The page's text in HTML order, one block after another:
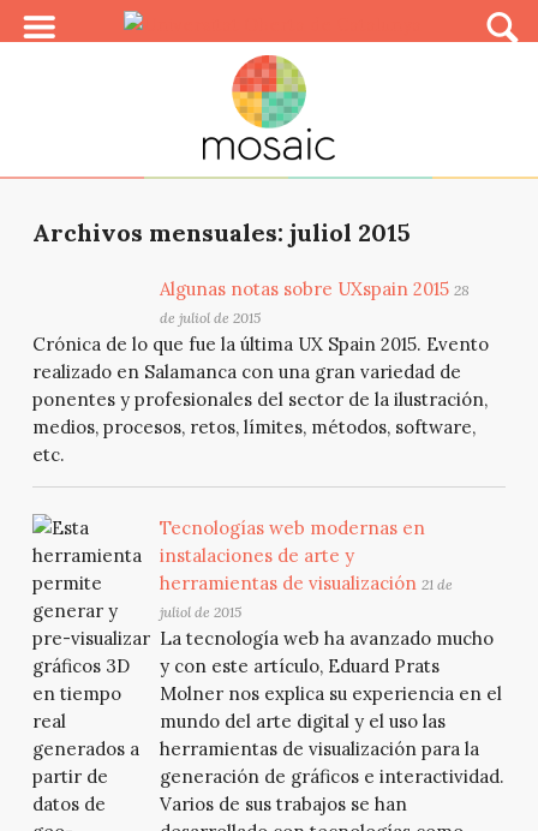
Archivos mensuales: juliol 2015
Algunas notas sobre UXspain 2015 28
de juliol de 2015
Crónica de lo que fue la última UX Spain 2015. Evento
realizado en Salamanca con una gran variedad de
ponentes y profesionales del sector de la ilustración,
medios, procesos, retos, límites, métodos, software,
etc.
Tecnologías web modernas en
instalaciones de arte y
herramientas de visualización 21 de
juliol de 2015
La tecnología web ha avanzado mucho
y con este artículo, Eduard Prats
Molner nos explica su experiencia en el
mundo del arte digital y el uso las
herramientas de visualización para la
generación de gráficos e interactividad.
Varios de sus trabajos se han